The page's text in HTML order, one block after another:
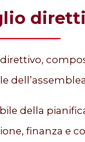
della
finanza e